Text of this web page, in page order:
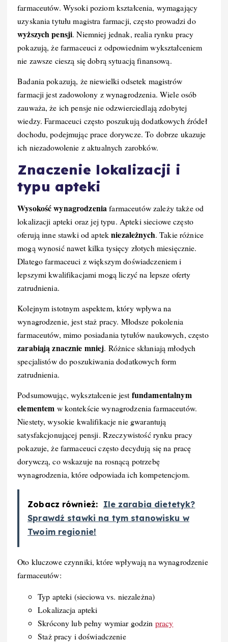
farmaceutów. Wysoki poziom kształcenia, wymagający
uzyskania tytułu magistra farmacji, często prowadzi do
wyższych pensji. Niemniej jednak, realia rynku pracy
pokazują, że farmaceuci z odpowiednim wykształceniem
nie zawsze cieszą się dobrą sytuacją finansową.
Badania pokazują, że niewielki odsetek magistrów
farmacji jest zadowolony z wynagrodzenia. Wiele osób
zauważa, że ich pensje nie odzwierciedlają zdobytej
wiedzy. Farmaceuci często poszukują dodatkowych źródeł
dochodu, podejmując prace dorywcze. To dobrze ukazuje
ich niezadowolenie z aktualnych zarobków.
Znaczenie lokalizacji i
typu apteki
Wysokość wynagrodzeniafarmaceutów zależy także od
lokalizacji apteki oraz jej typu. Apteki sieciowe często
oferują inne stawki od aptekniezależnych. Takie różnice
mogą wynosić nawet kilka tysięcy złotych miesięcznie.
Dlatego farmaceuci z większym doświadczeniem i
lepszymi kwalifikacjami mogą liczyć na lepsze oferty
zatrudnienia.
Kolejnym istotnym aspektem, który wpływa na
wynagrodzenie, jest staż pracy. Młodsze pokolenia
farmaceutów, mimo posiadania tytułów naukowych, często
zarabiają znacznie mniej. Różnice skłaniają młodych
specjalistów do poszukiwania dodatkowych form
zatrudnienia.
Podsumowując, wykształcenie jest fundamentalnym
elementem w kontekście wynagrodzenia farmaceutów.
Niestety, wysokie kwalifikacje nie gwarantują
satysfakcjonującej pensji. Rzeczywistość rynku pracy
pokazuje, że farmaceuci często decydują się na pracę
dorywczą, co wskazuje na rosnącą potrzebę
wynagrodzenia, które odpowiada ich kompetencjom.
Zobacz również: Ile zarabia dietetyk?
Sprawdź stawki na tym stanowisku w
Twoim regionie!
Oto kluczowe czynniki, które wpływają na wynagrodzenie
farmaceutów:
Typ apteki (sieciowa vs. niezależna)
Lokalizacja apteki
Skrócony lub pełny wymiar godzin pracy
Staż pracy i doświadczenie